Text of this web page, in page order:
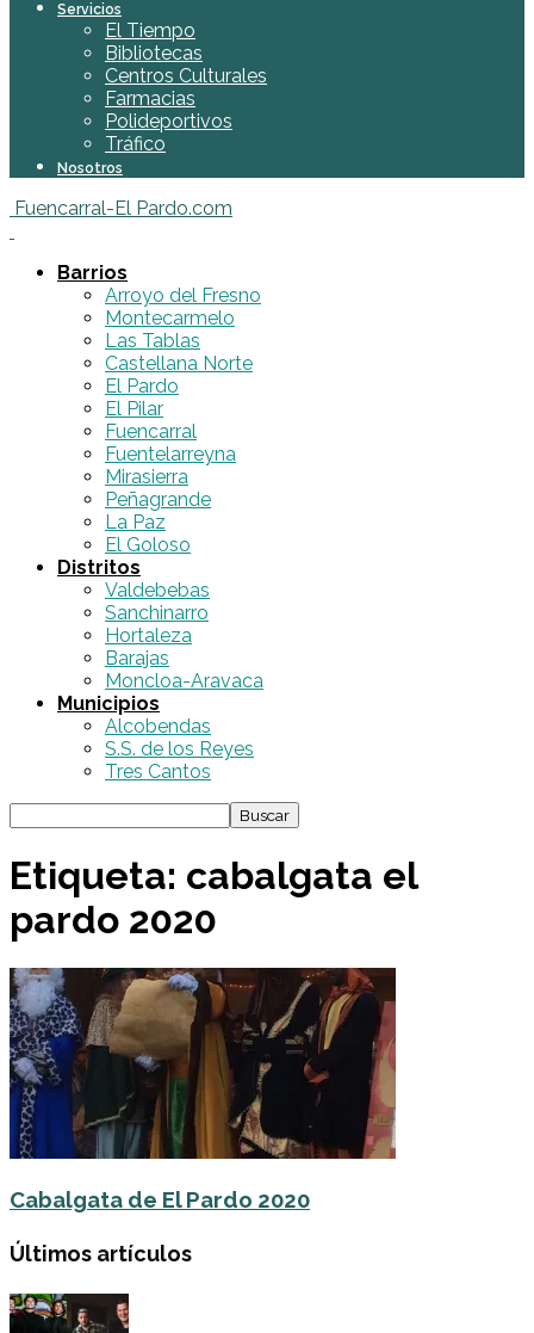
Servicios
El Tiempo
Bibliotecas
Centros Culturales
Farmacias
Polideportivos
Tráfico
Nosotros
Fuencarral-El Pardo.com
Barrios
Arroyo del Fresno
Montecarmelo
Las Tablas
Castellana Norte
El Pardo
El Pilar
Fuencarral
Fuentelarreyna
Mirasierra
Peñagrande
La Paz
El Goloso
Distritos
Valdebebas
Sanchinarro
Hortaleza
Barajas
Moncloa-Aravaca
Municipios
Alcobendas
S.S. de los Reyes
Tres Cantos
Etiqueta: cabalgata el
pardo 2020
Cabalgata de El Pardo 2020
Últimos artículos